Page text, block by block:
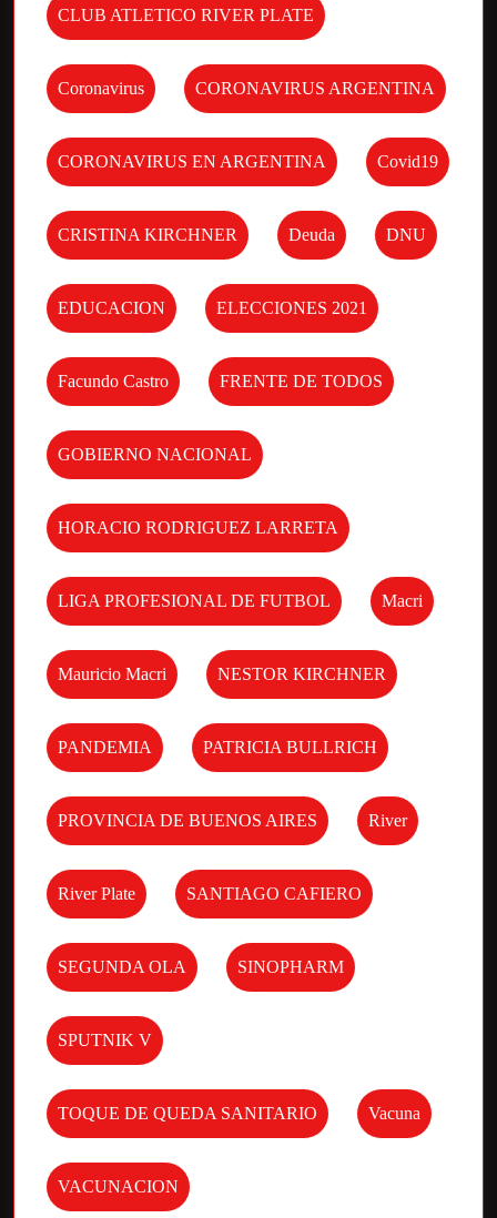
CLUB ATLETICO RIVER PLATE
Coronavirus CORONAVIRUS ARGENTINA
CORONAVIRUS EN ARGENTINA Covid19
CRISTINA KIRCHNER Deuda DNU
EDUCACION ELECCIONES 2021
Facundo Castro FRENTE DE TODOS
GOBIERNO NACIONAL
HORACIO RODRIGUEZ LARRETA
LIGA PROFESIONAL DE FUTBOL Macri
Mauricio Macri NESTOR KIRCHNER
PANDEMIA PATRICIA BULLRICH
PROVINCIA DE BUENOS AIRES River
River Plate SANTIAGO CAFIERO
SEGUNDA OLA SINOPHARM
SPUTNIK V
TOQUE DE QUEDA SANITARIO Vacuna
VACUNACION